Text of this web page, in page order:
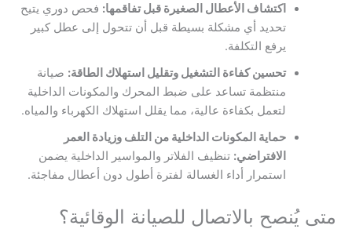
اكتشاف الأعطال الصغيرة قبل تفاقمها: فحص دوري يتيح
تحديد أي مشكلة بسيطة قبل أن تتحول إلى عطل كبير
يرفع التكلفة.
تحسين كفاءة التشغيل وتقليل استهلاك الطاقة: صيانة
منتظمة تساعد على ضبط المحرك والمكونات الداخلية
لتعمل بكفاءة عالية، مما يقلل استهلاك الكهرباء والمياه.
حماية المكونات الداخلية من التلف وزيادة العمر
الافتراضي: تنظيف الفلاتر والمواسير الداخلية يضمن
استمرار أداء الغسالة لفترة أطول دون أعطال مفاجئة.
متى يُنصح بالاتصال للصيانة الوقائية؟